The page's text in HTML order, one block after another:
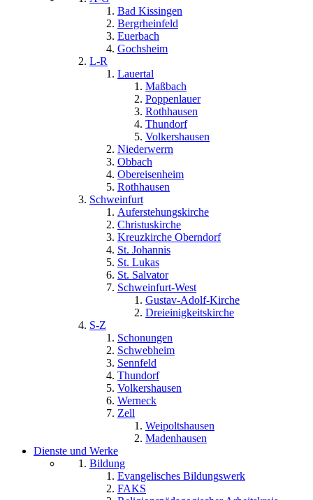
Bad Kissingen
Bergrheinfeld
Euerbach
Gochsheim
L-R
Lauertal
Maßbach
Poppenlauer
Rothhausen
Thundorf
Volkershausen
Niederwerrn
Obbach
Obereisenheim
Rothhausen
Schweinfurt
Auferstehungskirche
Christuskirche
Kreuzkirche Oberndorf
St. Johannis
St. Lukas
St. Salvator
Schweinfurt-West
Gustav-Adolf-Kirche
Dreieinigkeitskirche
S-Z
Schonungen
Schwebheim
Sennfeld
Thundorf
Volkershausen
Werneck
Zell
Weipoltshausen
Madenhausen
Dienste und Werke
Bildung
Evangelisches Bildungswerk
FAKS